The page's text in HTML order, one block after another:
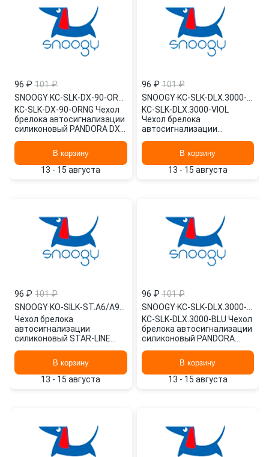
96 ₽ 101 ₽
SNOOGY·
KC-SLK-DX-90-ORNG Чехол
брелока автосигнализации
силиконовый PANDORA DX-
В корзину
13 - 15 августа
96 ₽ 101 ₽
SNOOGY·
KC-SLK-DLX.3000-VIOL
Чехол брелока
автосигнализации
3000 /филетовый/ SNOOGY
В корзину
13 - 15 августа
96 ₽ 101 ₽
SNOOGY·
Чехол брелока
автосигнализации
силиконовый STAR-LINE
коричневый/ KO-SILK-
ST.A6/A9-BRN SNOOGY
В корзину
13 - 15 августа
96 ₽ 101 ₽
SNOOGY·
KC-SLK-DLX.3000-BLU Чехол
брелока автосигнализации
силиконовый PANDORA
В корзину
13 - 15 августа